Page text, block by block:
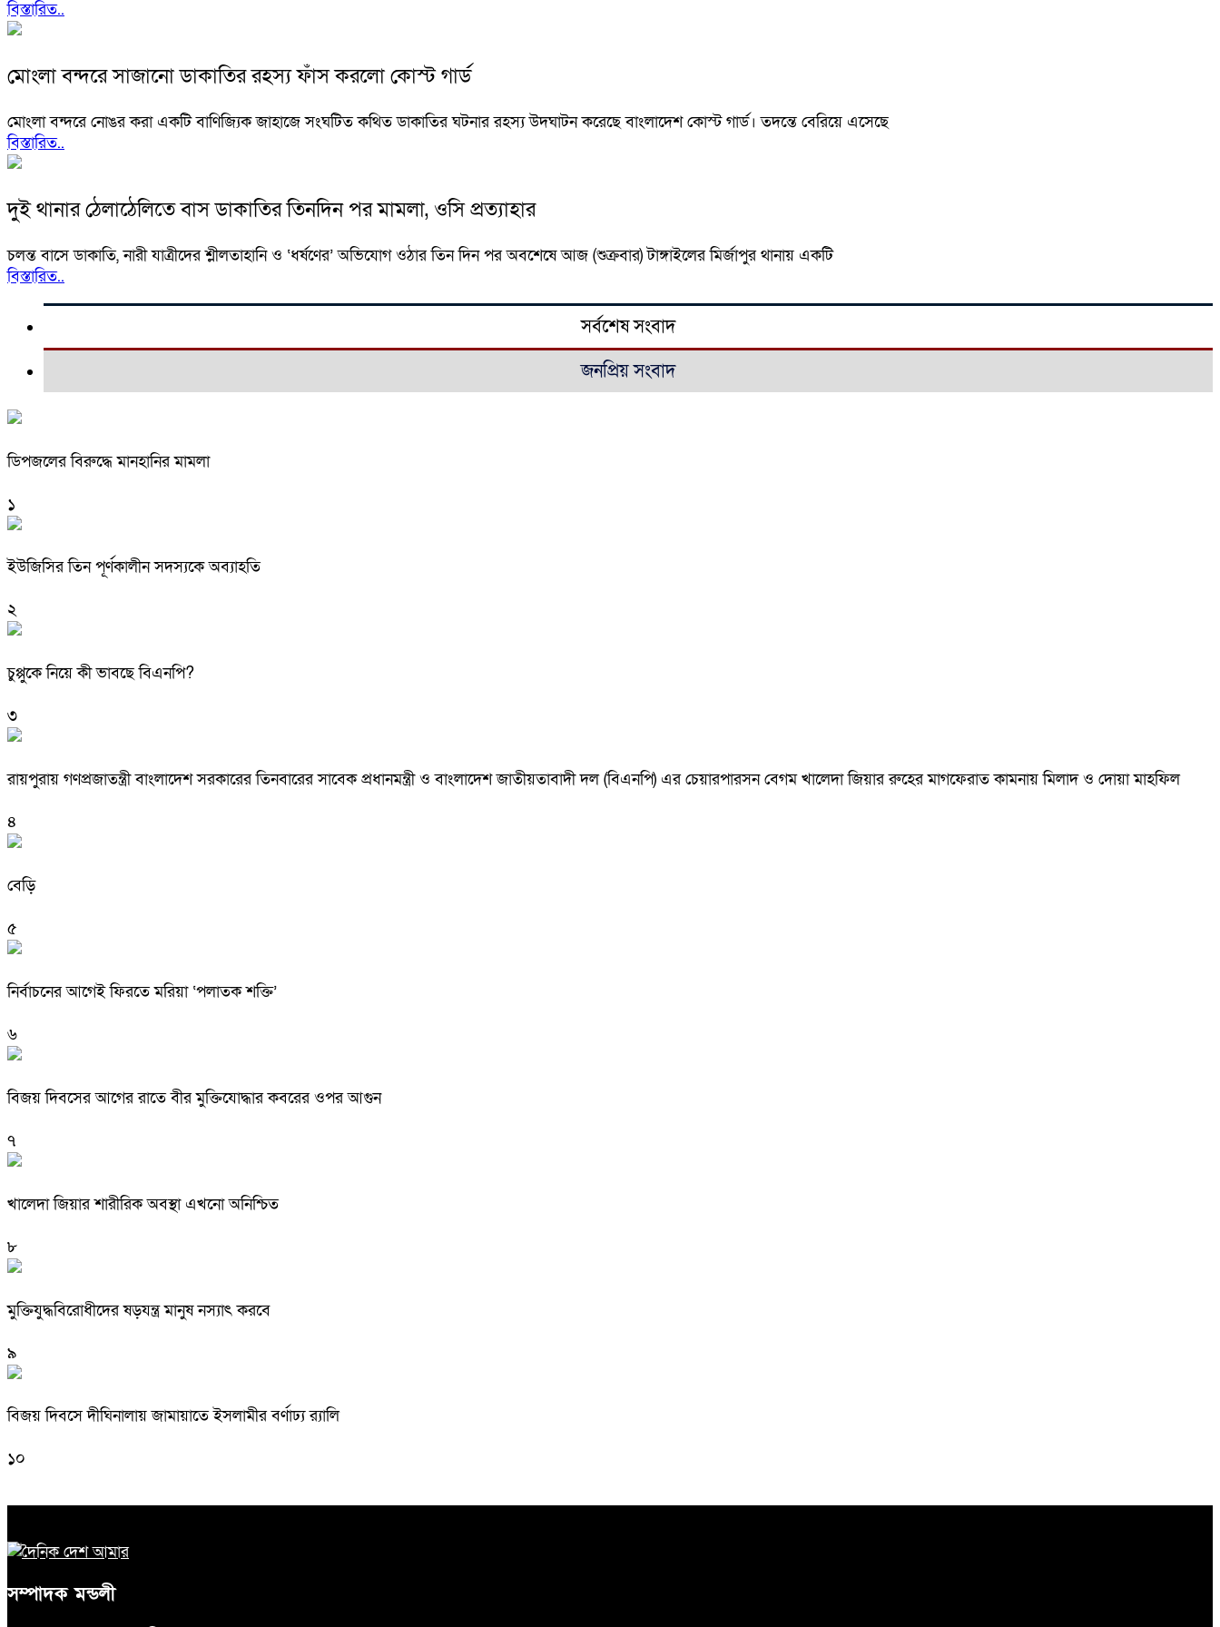
বিস্তারিত..
মোংলা বন্দরে সাজানো ডাকাতির রহস্য ফাঁস করলো কোস্ট গার্ড
মোংলা বন্দরে নোঙর করা একটি বাণিজ্যিক জাহাজে সংঘটিত কথিত ডাকাতির ঘটনার রহস্য উদঘাটন করেছে বাংলাদেশ কোস্ট গার্ড। তদন্তে বেরিয়ে এসেছে
বিস্তারিত..
দুই থানার ঠেলাঠেলিতে বাস ডাকাতির তিনদিন পর মামলা, ওসি প্রত্যাহার
চলন্ত বাসে ডাকাতি, নারী যাত্রীদের শ্লীলতাহানি ও ‘ধর্ষণের’ অভিযোগ ওঠার তিন দিন পর অবশেষে আজ (শুক্রবার) টাঙ্গাইলের মির্জাপুর থানায় একটি
বিস্তারিত..
সর্বশেষ সংবাদ
জনপ্রিয় সংবাদ
ডিপজলের বিরুদ্ধে মানহানির মামলা
১
ইউজিসির তিন পূর্ণকালীন সদস্যকে অব্যাহতি
২
চুপ্পুকে নিয়ে কী ভাবছে বিএনপি?
৩
রায়পুরায় গণপ্রজাতন্ত্রী বাংলাদেশ সরকারের তিনবারের সাবেক প্রধানমন্ত্রী ও বাংলাদেশ জাতীয়তাবাদী দল (বিএনপি) এর চেয়ারপারসন বেগম খালেদা জিয়ার রুহের মাগফেরাত কামনায় মিলাদ ও দোয়া মাহফিল
৪
বেড়ি
৫
নির্বাচনের আগেই ফিরতে মরিয়া ‘পলাতক শক্তি’
৬
বিজয় দিবসের আগের রাতে বীর মুক্তিযোদ্ধার কবরের ওপর আগুন
৭
খালেদা জিয়ার শারীরিক অবস্থা এখনো অনিশ্চিত
৮
মুক্তিযুদ্ধবিরোধীদের ষড়যন্ত্র মানুষ নস্যাৎ করবে
৯
বিজয় দিবসে দীঘিনালায় জামায়াতে ইসলামীর বর্ণাঢ্য র‍্যালি
১০
সম্পাদক মন্ডলী